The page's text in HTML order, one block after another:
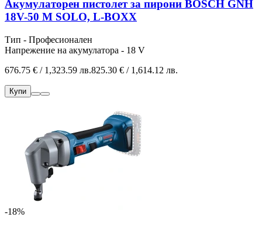
Акумулаторен пистолет за пирони BOSCH GNH
18V-50 M SOLO, L-BOXX
Тип - Професионален
Напрежение на акумулатора - 18 V
676.75 € / 1,323.59 лв.825.30 € / 1,614.12 лв.
Купи
-18%